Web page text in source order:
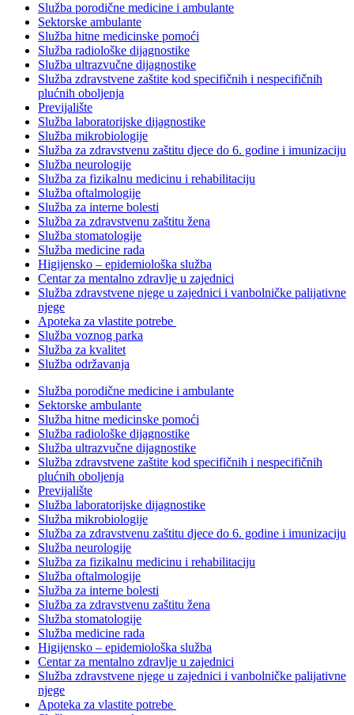
Služba porodične medicine i ambulante
Sektorske ambulante
Služba hitne medicinske pomoći
Služba radiološke dijagnostike
Služba ultrazvučne dijagnostike
Služba zdravstvene zaštite kod specifičnih i nespecifičnih
plućnih oboljenja
Previjalište
Služba laboratorijske dijagnostike
Služba mikrobiologije
Služba za zdravstvenu zaštitu djece do 6. godine i imunizaciju
Služba neurologije
Služba za fizikalnu medicinu i rehabilitaciju
Služba oftalmologije
Služba za interne bolesti
Služba za zdravstvenu zaštitu žena
Služba stomatologije
Služba medicine rada
Higijensko – epidemiološka služba
Centar za mentalno zdravlje u zajednici
Služba zdravstvene njege u zajednici i vanbolničke palijativne
njege
Apoteka za vlastite potrebe
Služba voznog parka
Služba za kvalitet
Služba održavanja
Služba porodične medicine i ambulante
Sektorske ambulante
Služba hitne medicinske pomoći
Služba radiološke dijagnostike
Služba ultrazvučne dijagnostike
Služba zdravstvene zaštite kod specifičnih i nespecifičnih
plućnih oboljenja
Previjalište
Služba laboratorijske dijagnostike
Služba mikrobiologije
Služba za zdravstvenu zaštitu djece do 6. godine i imunizaciju
Služba neurologije
Služba za fizikalnu medicinu i rehabilitaciju
Služba oftalmologije
Služba za interne bolesti
Služba za zdravstvenu zaštitu žena
Služba stomatologije
Služba medicine rada
Higijensko – epidemiološka služba
Centar za mentalno zdravlje u zajednici
Služba zdravstvene njege u zajednici i vanbolničke palijativne
njege
Apoteka za vlastite potrebe